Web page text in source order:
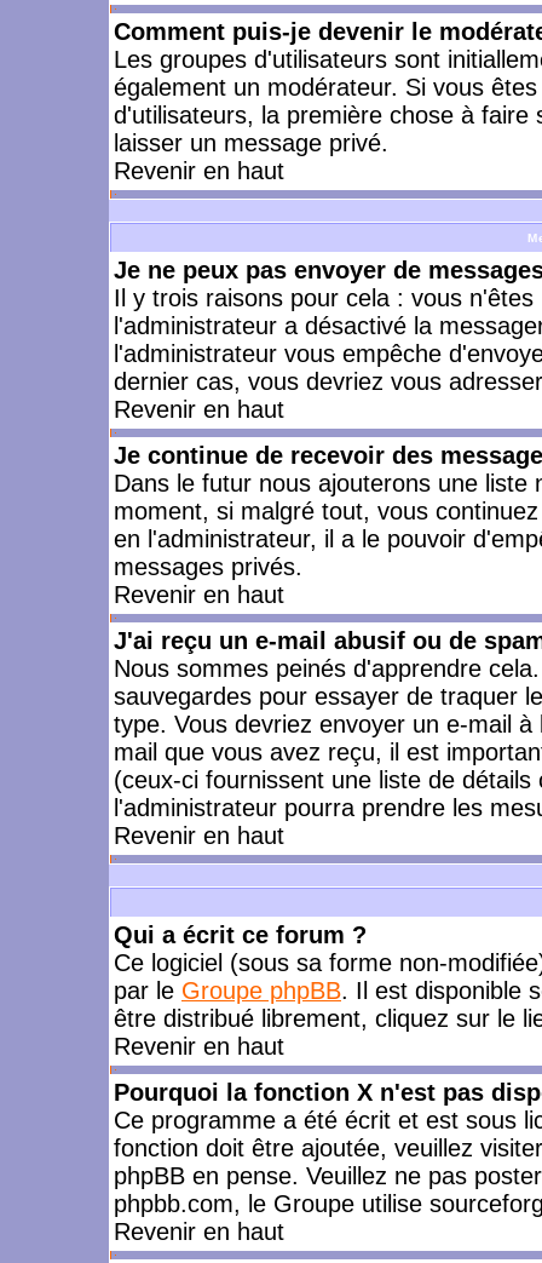
Comment puis-je devenir le
Les groupes d'utilisateurs sont
également un modérateur. Si vous
d'utilisateurs, la première chose à
laisser un message privé.
Revenir en haut
Je ne peux pas envoyer de
Il y trois raisons pour cela : vous
l'administrateur a désactivé la
l'administrateur vous empêche
dernier cas, vous devriez vous
Revenir en haut
Je continue de recevoir des
Dans le futur nous ajouterons une
moment, si malgré tout, vous
en l'administrateur, il a le pouvoir
messages privés.
Revenir en haut
J'ai reçu un e-mail abusif ou de
Nous sommes peinés d'apprendre
sauvegardes pour essayer de traquer
type. Vous devriez envoyer un e-mail
mail que vous avez reçu, il est
(ceux-ci fournissent une liste de
l'administrateur pourra prendre les
Revenir en haut
Qui a écrit ce forum ?
Ce logiciel (sous sa forme non-
par le Groupe phpBB. Il est disponible
être distribué librement, cliquez sur le
Revenir en haut
Pourquoi la fonction X n'est pas
Ce programme a été écrit et est sous
fonction doit être ajoutée, veuillez
phpBB en pense. Veuillez ne pas
phpbb.com, le Groupe utilise
Revenir en haut